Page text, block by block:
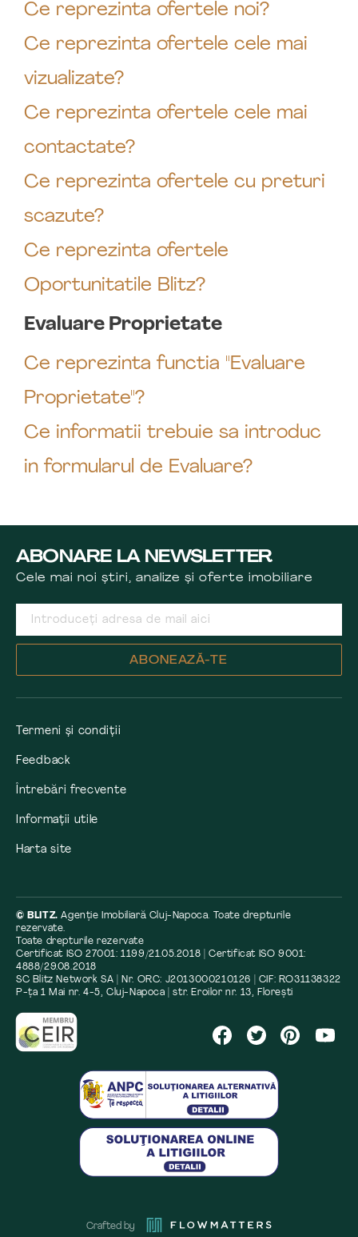
Ce reprezinta ofertele noi?
Ce reprezinta ofertele cele mai
vizualizate?
Ce reprezinta ofertele cele mai
contactate?
Ce reprezinta ofertele cu preturi
scazute?
Ce reprezinta ofertele
Oportunitatile Blitz?
Evaluare Proprietate
Ce reprezinta functia "Evaluare
Proprietate"?
Ce informatii trebuie sa introduc
in formularul de Evaluare?
ABONARE LA NEWSLETTER
Cele mai noi știri, analize și oferte imobiliare
ABONEAZĂ-TE
Termeni și condiții
Feedback
Întrebări frecvente
Informații utile
Harta site
© BLITZ.Agenție Imobiliară Cluj-Napoca. Toate drepturile
rezervate.
Toate drepturile rezervate
Certificat ISO 27001: 1199/21.05.2018 | Certificat ISO 9001:
4888/29.08.2018
SC Blitz Network SA | Nr. ORC: J2013000210126 | CIF: RO31138322
P-ța 1 Mai nr. 4-5, Cluj-Napoca | str. Eroilor nr. 13, Florești
Crafted by